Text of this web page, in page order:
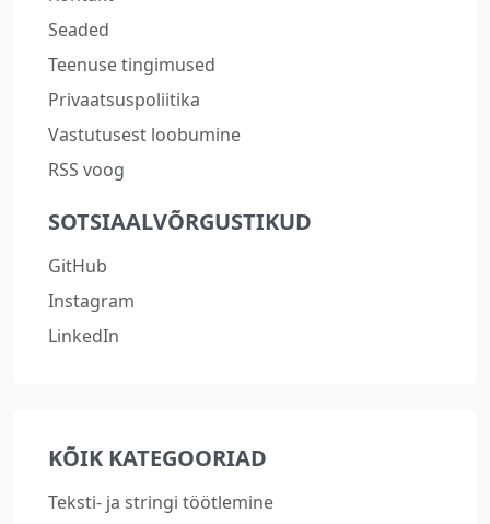
Seaded
Teenuse tingimused
Privaatsuspoliitika
Vastutusest loobumine
RSS voog
SOTSIAALVÕRGUSTIKUD
GitHub
Instagram
LinkedIn
KÕIK KATEGOORIAD
Teksti- ja stringi töötlemine